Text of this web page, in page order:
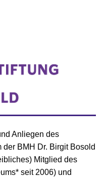
Anliegen des
der BMH Dr. Birgit Bosold
Mitglied des
seit 2006) und